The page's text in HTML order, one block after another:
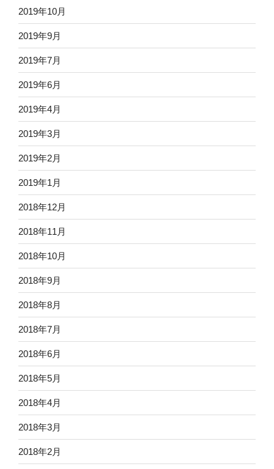
2019年10月
2019年9月
2019年7月
2019年6月
2019年4月
2019年3月
2019年2月
2019年1月
2018年12月
2018年11月
2018年10月
2018年9月
2018年8月
2018年7月
2018年6月
2018年5月
2018年4月
2018年3月
2018年2月